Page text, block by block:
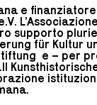
e
supporto
für Kultur
e – per